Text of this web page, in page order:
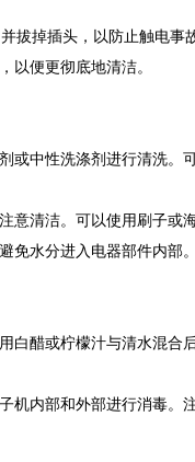
拔掉插头，以防止触电事
以便更彻底地清洁。
或中性洗涤剂进行清洗。
意清洁。可以使用刷子或
免水分进入电器部件内部。
白醋或柠檬汁与清水混合
机内部和外部进行消毒。